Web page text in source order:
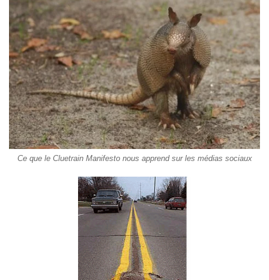
Ce que le Cluetrain Manifesto nous apprend sur les médias sociaux